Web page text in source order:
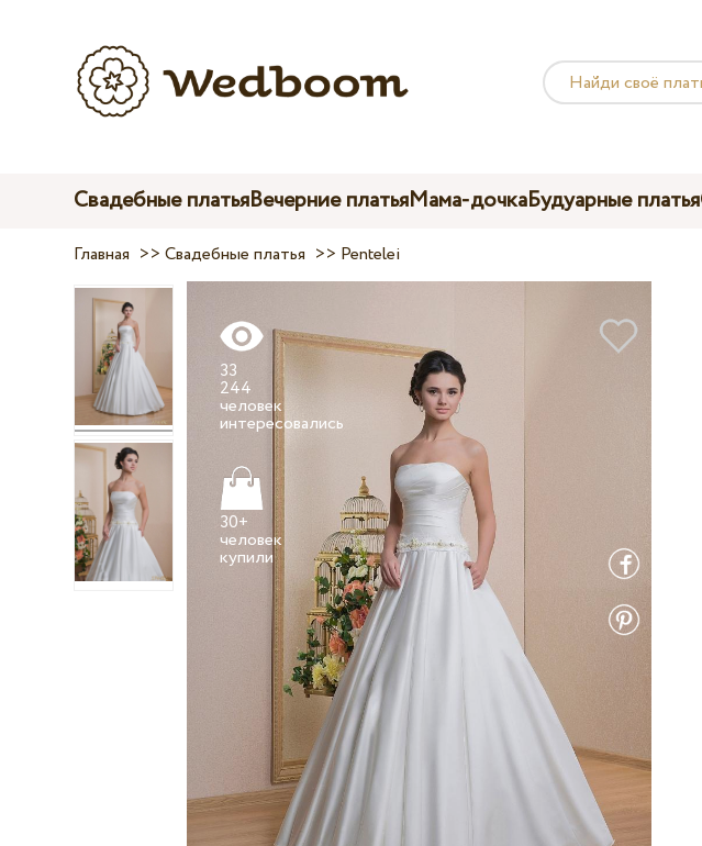
Свадебные платьяВечерние платьяМама-дочкаБудуарные платья
Главная >>Свадебные платья >> Pentelei
33
244
человек
30+
человек